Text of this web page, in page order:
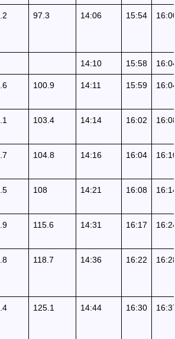
97.3 14:06 15:54
14:10 15:58
100.9 14:11 15:59
103.4 14:14 16:02
104.8 14:16 16:04
108 14:21 16:08
115.6 14:31 16:17
118.7 14:36 16:22
125.1 14:44 16:30